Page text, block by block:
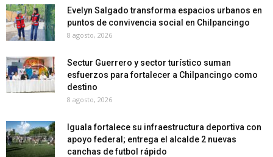
Evelyn Salgado transforma espacios urbanos en
puntos de convivencia social en Chilpancingo
8 agosto, 2026
Sectur Guerrero y sector turístico suman
esfuerzos para fortalecer a Chilpancingo como
destino
8 agosto, 2026
Iguala fortalece su infraestructura deportiva con
apoyo federal; entrega el alcalde 2 nuevas
canchas de futbol rápido